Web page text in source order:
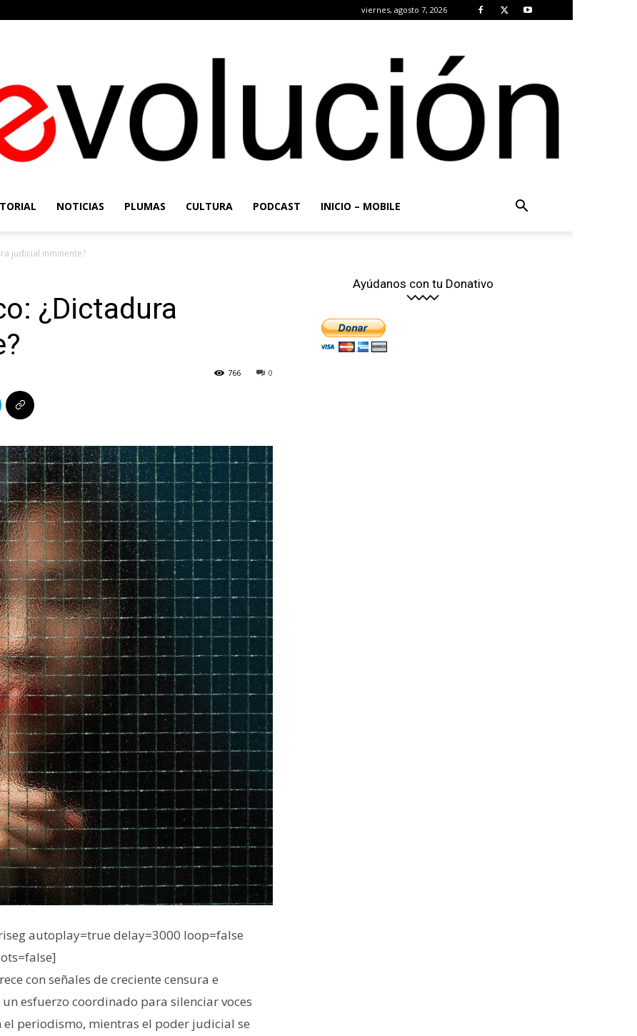
viernes, agosto 7, 2026
Evolución
NOTICIAS PLUMAS CULTURA PODCAST INICIO – MOBILE
judicial inminente?
¿Dictadura
0
766
autoplay=true delay=3000 loop=false
con señales de creciente censura e
esfuerzo coordinado para silenciar voces
el periodismo, mientras el poder judicial se
Ayúdanos con tu Donativo